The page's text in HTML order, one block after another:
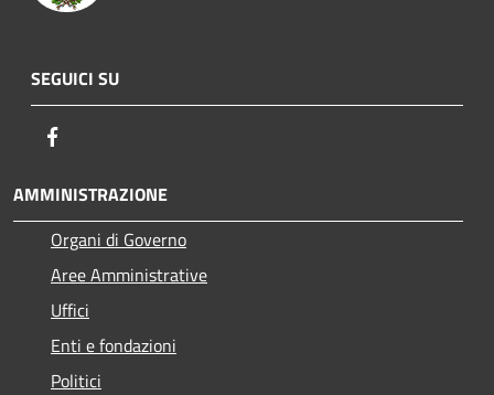
SEGUICI SU
AMMINISTRAZIONE
Organi di Governo
Aree Amministrative
Uffici
Enti e fondazioni
Politici